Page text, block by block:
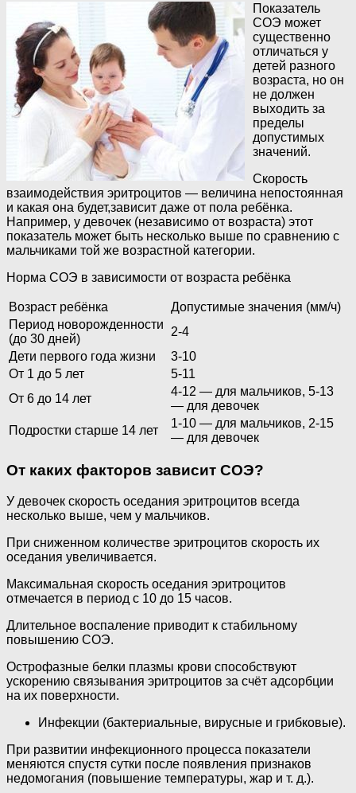
Показатель
СОЭ может
существенно
отличаться у
детей разного
возраста, но он
не должен
выходить за
пределы
допустимых
значений.
Скорость
взаимодействия эритроцитов — величина непостоянная
и какая она будет,зависит даже от пола ребёнка.
Например, у девочек (независимо от возраста) этот
показатель может быть несколько выше по сравнению с
мальчиками той же возрастной категории.
Норма СОЭ в зависимости от возраста ребёнка
Возраст ребёнка
Допустимые значения (мм/ч)
Период новорожденности
(до 30 дней)
2-4
Дети первого года жизни
3-10
От 1 до 5 лет
5-11
От 6 до 14 лет
4-12 — для мальчиков, 5-13
— для девочек
Подростки старше 14 лет
1-10 — для мальчиков, 2-15
— для девочек
От каких факторов зависит СОЭ?
У девочек скорость оседания эритроцитов всегда
несколько выше, чем у мальчиков.
При сниженном количестве эритроцитов скорость их
оседания увеличивается.
Максимальная скорость оседания эритроцитов
отмечается в период с 10 до 15 часов.
Длительное воспаление приводит к стабильному
повышению СОЭ.
Острофазные белки плазмы крови способствуют
ускорению связывания эритроцитов за счёт адсорбции
на их поверхности.
Инфекции (бактериальные, вирусные и грибковые).
При развитии инфекционного процесса показатели
меняются спустя сутки после появления признаков
недомогания (повышение температуры, жар и т. д.).